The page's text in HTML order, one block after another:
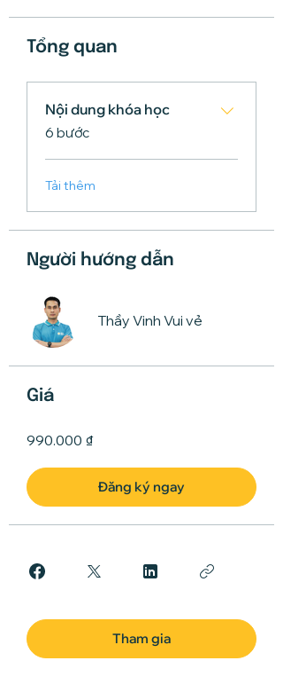
Tổng quan
Nội dung khóa học
.
6 bước
Tải thêm
Người hướng dẫn
Thầy Vinh Vui vẻ
Giá
990.000 ₫
Đăng ký ngay
Tham gia